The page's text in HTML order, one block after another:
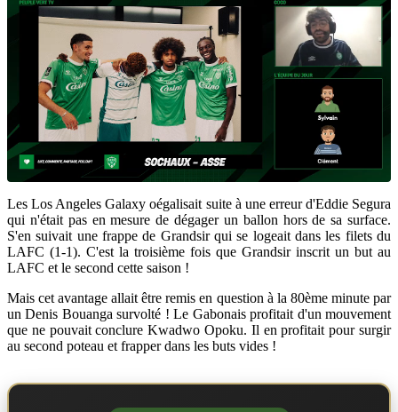
Les Los Angeles Galaxy oégalisait suite à une erreur d'Eddie Segura
qui n'était pas en mesure de dégager un ballon hors de sa surface.
S'en suivait une frappe de Grandsir qui se logeait dans les filets du
LAFC (1-1). C'est la troisième fois que Grandsir inscrit un but au
LAFC et le second cette saison !
Mais cet avantage allait être remis en question à la 80ème minute par
un Denis Bouanga survolté ! Le Gabonais profitait d'un mouvement
que ne pouvait conclureKwadwo Opoku. Il en profitait pour surgir
au second poteau et frapper dans les buts vides !